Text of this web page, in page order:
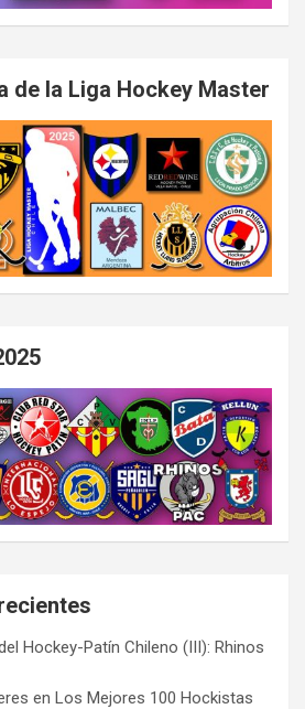
de la Liga Hockey Master
Hockey-Patín Chileno (III): Rhinos
en Los Mejores 100 Hockistas